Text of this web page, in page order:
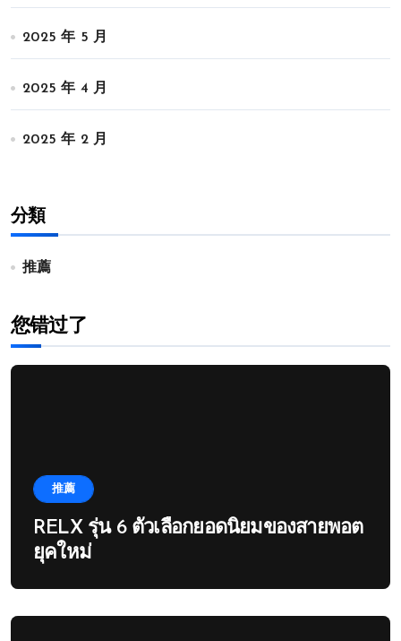
2025 年 5 月
2025 年 4 月
2025 年 2 月
分類
推薦
您错过了
推薦
RELX รุ่น 6 ตัวเลือกยอดนิยมของสายพอต
ยุคใหม่